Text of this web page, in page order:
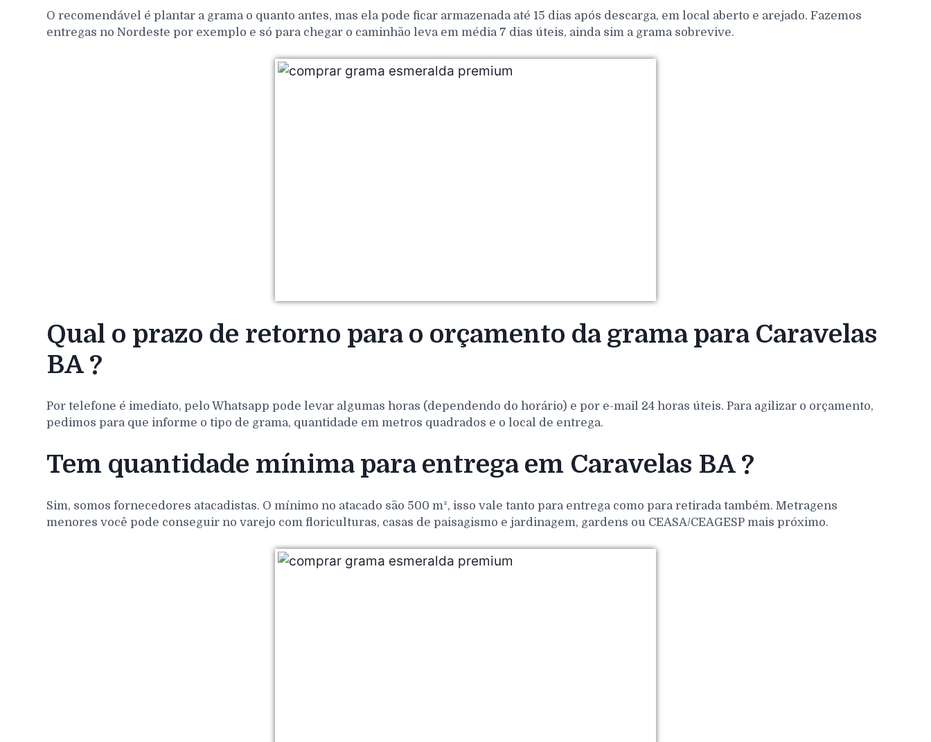
O recomendável é plantar a grama o quanto antes, mas ela pode ficar armazenada até 15 dias após descarga, em local aberto e arejado. Fazemos
entregas no Nordeste por exemplo e só para chegar o caminhão leva em média 7 dias úteis, ainda sim a grama sobrevive.
Qual o prazo de retorno para o orçamento da grama para Caravelas
BA ?
Por telefone é imediato, pelo Whatsapp pode levar algumas horas (dependendo do horário) e por e-mail 24 horas úteis. Para agilizar o orçamento,
pedimos para que informe o tipo de grama, quantidade em metros quadrados e o local de entrega.
Tem quantidade mínima para entrega em Caravelas BA ?
Sim, somos fornecedores atacadistas. O mínimo no atacado são 500 m², isso vale tanto para entrega como para retirada também. Metragens
menores você pode conseguir no varejo com floriculturas, casas de paisagismo e jardinagem, gardens ou CEASA/CEAGESP mais próximo.